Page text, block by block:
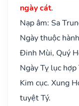
ngày cát.
Nạp âm: Sa
Ngày thuộc
Đinh Mùi, Quý
Ngày Tỵ lục
Kim cục. Xung
tuyệt Tý.